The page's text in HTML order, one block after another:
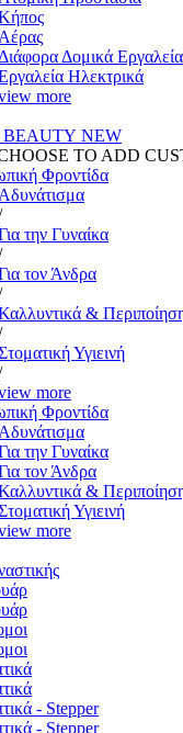
Αέρας
Διάφορα Δομικά
Ηλεκτρικά
more
NEW
TO ADD
Φροντίδα
Αδυνάτισμα
την Γυναίκα
τον Άνδρα
&
Υγιεινή
more
Φροντίδα
Αδυνάτισμα
την Γυναίκα
τον Άνδρα
&
Υγιεινή
more
- Stepper
- Stepper